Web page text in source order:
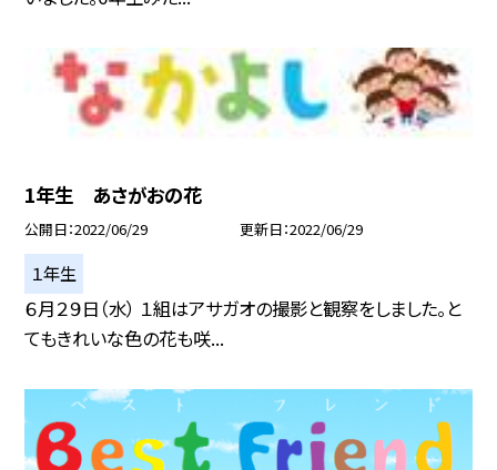
1年生 あさがおの花
公開日 2022/06/29 更新日 2022/06/29
１年生
６月２９日（水） １組はアサガオの撮影と観察をしました。と
てもきれいな色の花も咲...